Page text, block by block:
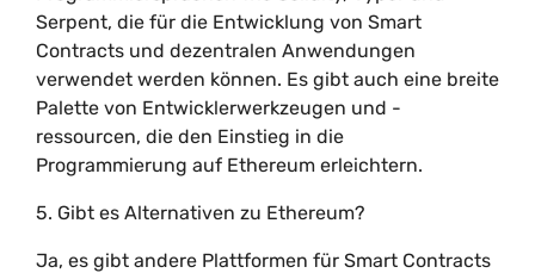
Serpent, die für die Entwicklung von Smart
Contracts und dezentralen Anwendungen
verwendet werden können. Es gibt auch eine breite
Palette von Entwicklerwerkzeugen und -
ressourcen, die den Einstieg in die
Programmierung auf Ethereum erleichtern.
5. Gibt es Alternativen zu Ethereum?
Ja, es gibt andere Plattformen für Smart Contracts